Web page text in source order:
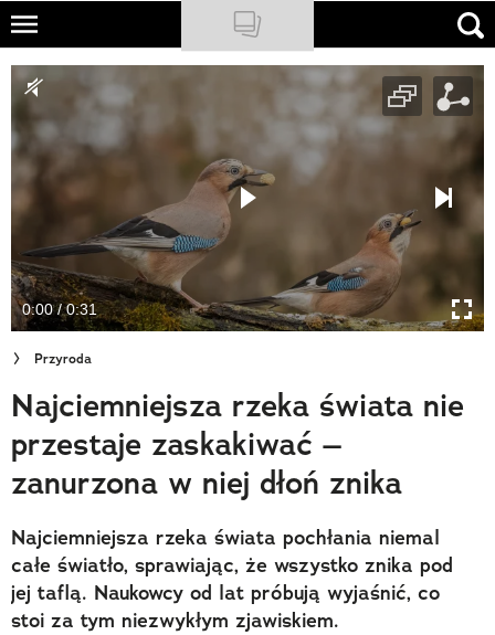
Skip
main
content
NATIONAL GEOGRAPHIC
TRAVELER
PODCASTY
Sklep
Newsletter
Cuda Polski
Wielki Konkurs Fotograficzny
Trendbook Podróżniczy
Polecane
0:00 / 0:31
Przyroda
Najciemniejsza rzeka świata nie
przestaje zaskakiwać –
zanurzona w niej dłoń znika
Najciemniejsza rzeka świata pochłania niemal
całe światło, sprawiając, że wszystko znika pod
jej taflą. Naukowcy od lat próbują wyjaśnić, co
stoi za tym niezwykłym zjawiskiem.